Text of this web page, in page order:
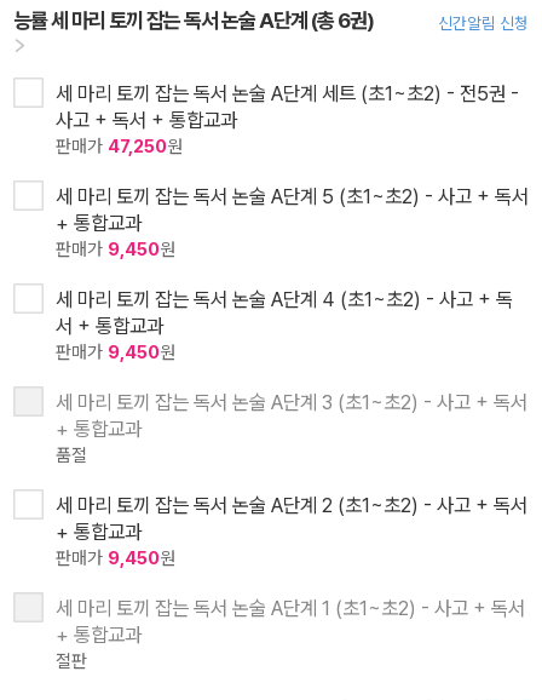
능률 세 마리 토끼 잡는 독서 논술 A단계 (총 6권) 신간알림 신청
세 마리 토끼 잡는 독서 논술 A단계 세트 (초1~초2) - 전5권 -
사고 + 독서 + 통합교과
판매가 47,250원
세 마리 토끼 잡는 독서 논술 A단계 5 (초1~초2) - 사고 + 독서
+ 통합교과
판매가 9,450원
세 마리 토끼 잡는 독서 논술 A단계 4 (초1~초2) - 사고 + 독
서 + 통합교과
판매가 9,450원
세 마리 토끼 잡는 독서 논술 A단계 3 (초1~초2) - 사고 + 독서
+ 통합교과
품절
세 마리 토끼 잡는 독서 논술 A단계 2 (초1~초2) - 사고 + 독서
+ 통합교과
판매가 9,450원
세 마리 토끼 잡는 독서 논술 A단계 1 (초1~초2) - 사고 + 독서
+ 통합교과
절판